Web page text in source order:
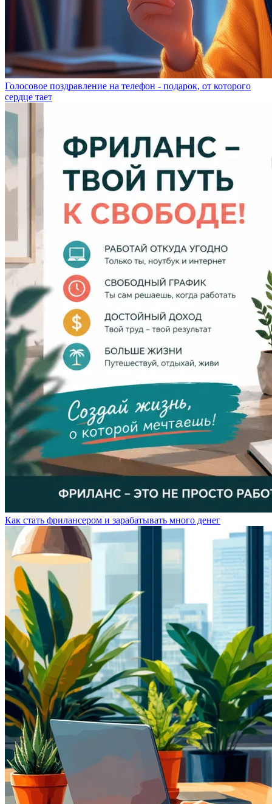
Голосовое поздравление на телефон - подарок, от которого
сердце тает
Как стать фрилансером и зарабатывать много денег